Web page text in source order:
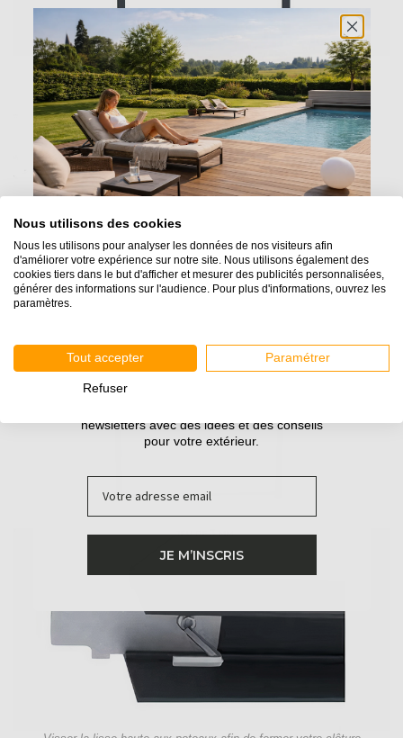
Sceller les poteaux à 50 cm dans le sol
Fixer la lisse basse aux poteaux grâce à un connecteur
Empiler les lames RIO les unes sur les autres
Nous utilisons des cookies
Nous les utilisons pour analyser les données de nos visiteurs afin
d'améliorer votre expérience sur notre site. Nous utilisons également des
cookies tiers dans le but d'afficher et mesurer des publicités personnalisées,
générer des informations sur l'audience. Pour plus d'informations, ouvrez les
paramètres.
Tout accepter Paramétrer
Refuser
newsletters avec des idées et des conseils
pour votre extérieur.
JE M’INSCRIS